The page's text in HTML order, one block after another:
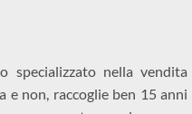
specializzato nella vendita
e non, raccoglie ben 15 anni